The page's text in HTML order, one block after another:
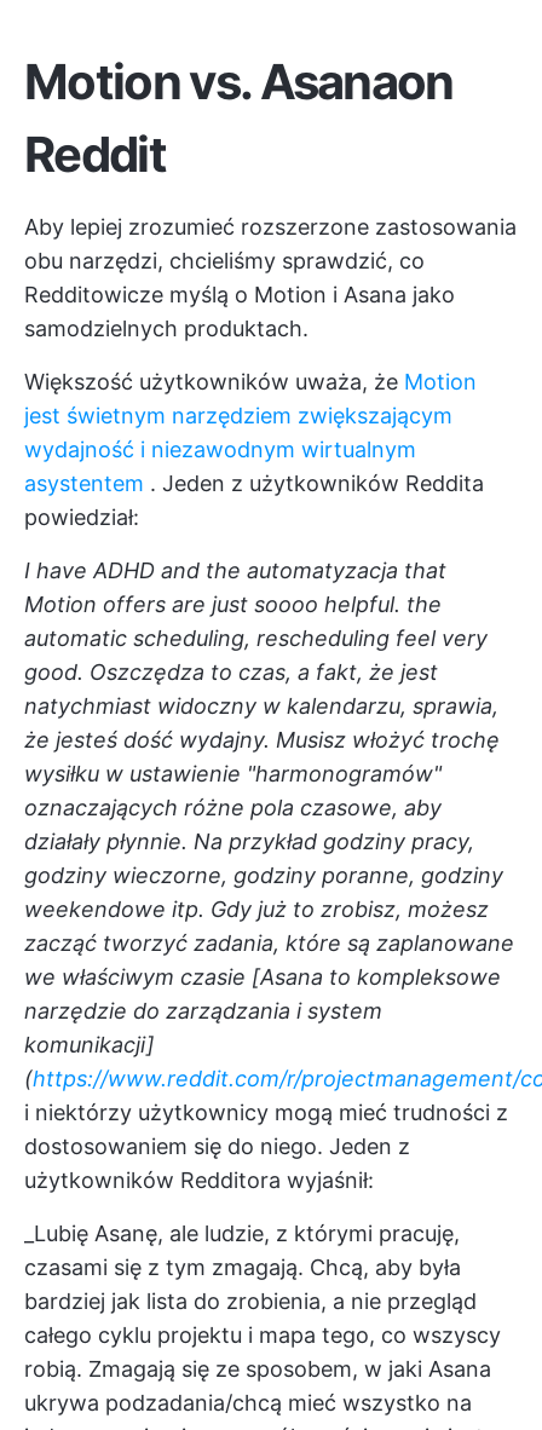
Motion vs. Asanaon
Reddit
Aby lepiej zrozumieć rozszerzone zastosowania
obu narzędzi, chcieliśmy sprawdzić, co
Redditowicze myślą o Motion i Asana jako
samodzielnych produktach.
Większość użytkowników uważa, że Motion
jest świetnym narzędziem zwiększającym
wydajność i niezawodnym wirtualnym
asystentem . Jeden z użytkowników Reddita
powiedział:
I have ADHD and the automatyzacja that
Motion offers are just soooo helpful. the
automatic scheduling, rescheduling feel very
good. Oszczędza to czas, a fakt, że jest
natychmiast widoczny w kalendarzu, sprawia,
że jesteś dość wydajny. Musisz włożyć trochę
wysiłku w ustawienie "harmonogramów"
oznaczających różne pola czasowe, aby
działały płynnie. Na przykład godziny pracy,
godziny wieczorne, godziny poranne, godziny
weekendowe itp. Gdy już to zrobisz, możesz
zacząć tworzyć zadania, które są zaplanowane
we właściwym czasie [Asana to kompleksowe
narzędzie do zarządzania i system
komunikacji]
(https://www.reddit.com/r/projectmanagement/
i niektórzy użytkownicy mogą mieć trudności z
dostosowaniem się do niego. Jeden z
użytkowników Redditora wyjaśnił:
_Lubię Asanę, ale ludzie, z którymi pracuję,
czasami się z tym zmagają. Chcą, aby była
bardziej jak lista do zrobienia, a nie przegląd
całego cyklu projektu i mapa tego, co wszyscy
robią. Zmagają się ze sposobem, w jaki Asana
ukrywa podzadania/chcą mieć wszystko na